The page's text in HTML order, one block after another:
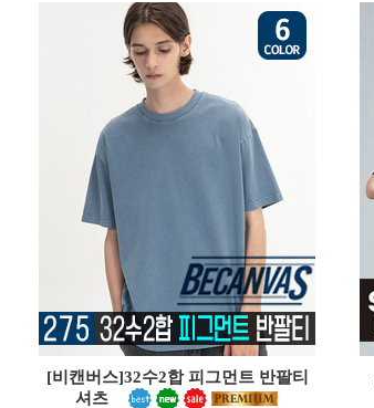
[비캔버스]32수2합 피그먼트 반팔티
셔츠